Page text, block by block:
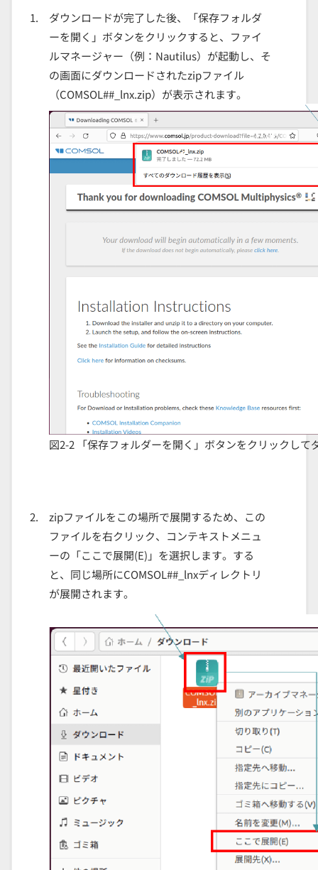
ダウンロードが完了した後、「保存フォルダ
ーを開く」ボタンをクリックすると、ファイ
ルマネージャー（例：Nautilus）が起動し、そ
の画面にダウンロードされたzipファイル
（COMSOL##_lnx.zip）が表示されます。
図2-2 「保存フォルダーを開く」ボタンをクリックして
zipファイルをこの場所で展開するため、この
ファイルを右クリック、コンテキストメニュ
ーの「ここで展開(E)」を選択します。する
と、同じ場所にCOMSOL##_lnxディレクトリ
が展開されます。